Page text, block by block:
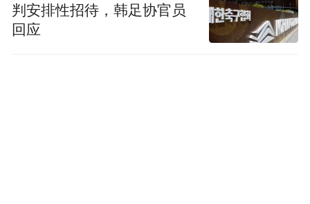
判安排性招待，韩足协官员
回应